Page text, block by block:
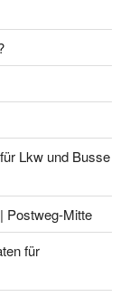
Lkw und Busse
Postweg-Mitte
für